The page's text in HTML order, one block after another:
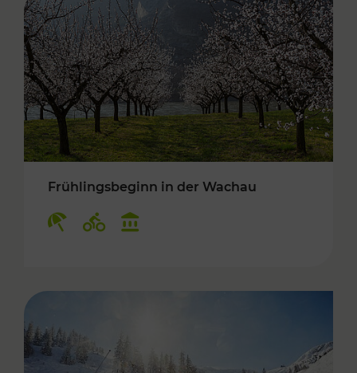
Frühlingsbeginn in der Wachau